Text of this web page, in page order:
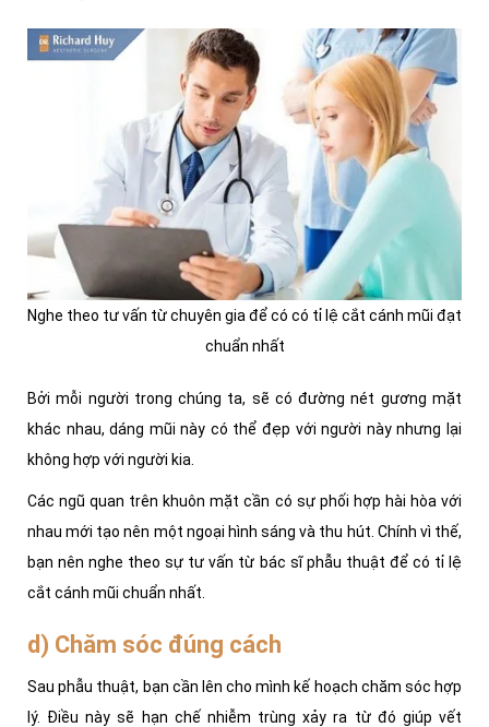
Nghe theo tư vấn từ chuyên gia để có có tỉ lệ cắt cánh mũi đạt
chuẩn nhất
Bởi mỗi người trong chúng ta, sẽ có đường nét gương mặt
khác nhau, dáng mũi này có thể đẹp với người này nhưng lại
không hợp với người kia.
Các ngũ quan trên khuôn mặt cần có sự phối hợp hài hòa với
nhau mới tạo nên một ngoại hình sáng và thu hút. Chính vì thế,
bạn nên nghe theo sự tư vấn từ bác sĩ phẫu thuật để có tỉ lệ
cắt cánh mũi chuẩn nhất.
d) Chăm sóc đúng cách
Sau phẫu thuật, bạn cần lên cho mình kế hoạch chăm sóc hợp
lý. Điều này sẽ hạn chế nhiễm trùng xảy ra từ đó giúp vết